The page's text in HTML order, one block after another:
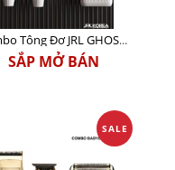
Combo Tông Đơ JRL GHOST 3 Limited Edition Chính Hãng USA
SẮP MỞ BÁN
SALE